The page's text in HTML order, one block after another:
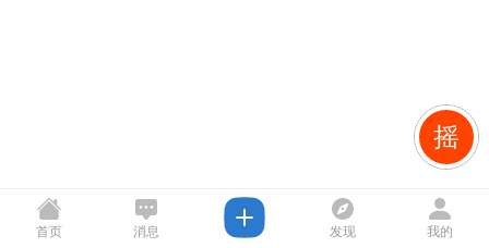
摇
首页 消息 发现 我的